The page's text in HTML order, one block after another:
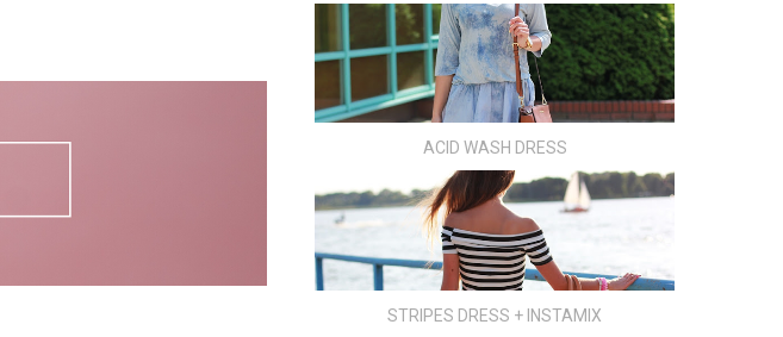
ACID WASH DRESS
STRIPES DRESS + INSTAMIX